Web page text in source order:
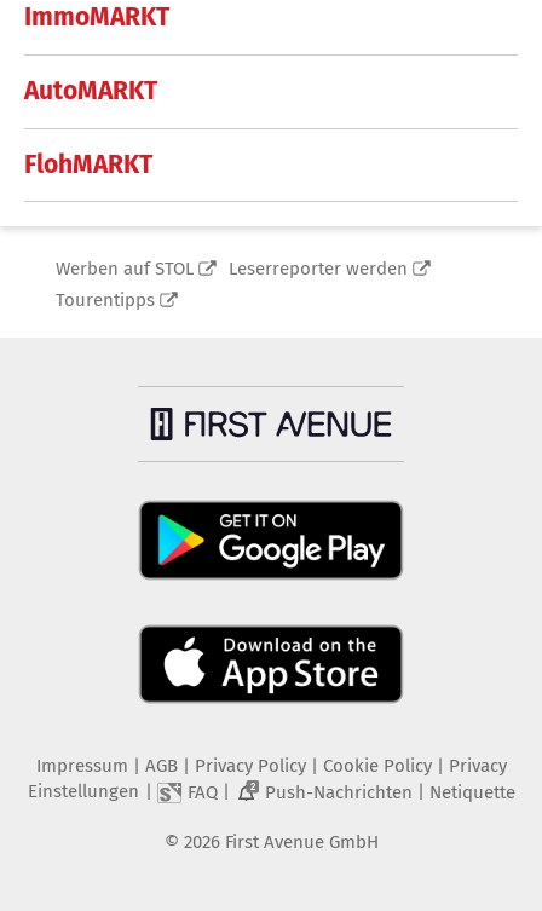
ImmoMARKT
AutoMARKT
FlohMARKT
Werben auf STOL
Leserreporter werden
Tourentipps
Impressum AGB Privacy Policy| Cookie Policy| Privacy
Einstellungen
FAQ| 2 Push-Nachrichten Netiquette
© 2026 First Avenue GmbH